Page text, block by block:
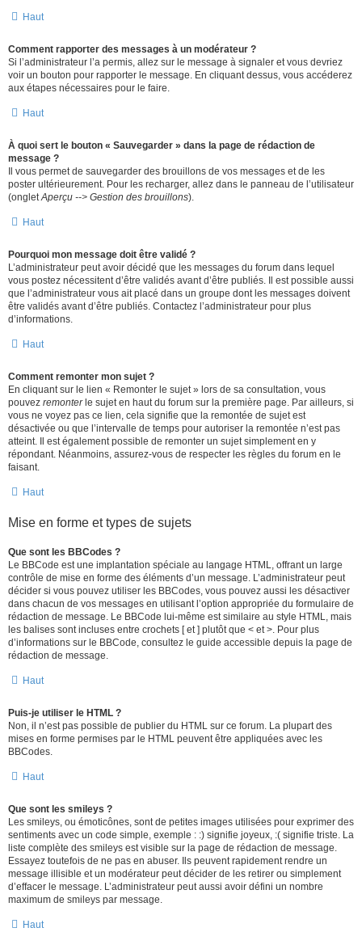
Haut
Comment rapporter des messages à un modérateur ?
Si l’administrateur l’a permis, allez sur le message à signaler et vous devriez
voir un bouton pour rapporter le message. En cliquant dessus, vous accéderez
aux étapes nécessaires pour le faire.
Haut
À quoi sert le bouton « Sauvegarder » dans la page de rédaction de
message ?
Il vous permet de sauvegarder des brouillons de vos messages et de les
poster ultérieurement. Pour les recharger, allez dans le panneau de l’utilisateur
(ongletAperçu --> Gestion des brouillons).
Haut
Pourquoi mon message doit être validé ?
L’administrateur peut avoir décidé que les messages du forum dans lequel
vous postez nécessitent d’être validés avant d’être publiés. Il est possible aussi
que l’administrateur vous ait placé dans un groupe dont les messages doivent
être validés avant d’être publiés. Contactez l’administrateur pour plus
d’informations.
Haut
Comment remonter mon sujet ?
En cliquant sur le lien « Remonter le sujet » lors de sa consultation, vous
pouvez remonterle sujet en haut du forum sur la première page. Par ailleurs, si
vous ne voyez pas ce lien, cela signifie que la remontée de sujet est
désactivée ou que l’intervalle de temps pour autoriser la remontée n’est pas
atteint. Il est également possible de remonter un sujet simplement en y
répondant. Néanmoins, assurez-vous de respecter les règles du forum en le
faisant.
Haut
Mise en forme et types de sujets
Que sont les BBCodes ?
Le BBCode est une implantation spéciale au langage HTML, offrant un large
contrôle de mise en forme des éléments d’un message. L’administrateur peut
décider si vous pouvez utiliser les BBCodes, vous pouvez aussi les désactiver
dans chacun de vos messages en utilisant l’option appropriée du formulaire de
rédaction de message. Le BBCode lui-même est similaire au style HTML, mais
les balises sont incluses entre crochets [ et ] plutôt que < et >. Pour plus
d’informations sur le BBCode, consultez le guide accessible depuis la page de
rédaction de message.
Haut
Puis-je utiliser le HTML ?
Non, il n’est pas possible de publier du HTML sur ce forum. La plupart des
mises en forme permises par le HTML peuvent être appliquées avec les
BBCodes.
Haut
Que sont les smileys ?
Les smileys, ou émoticônes, sont de petites images utilisées pour exprimer des
sentiments avec un code simple, exemple : :) signifie joyeux, :( signifie triste. La
liste complète des smileys est visible sur la page de rédaction de message.
Essayez toutefois de ne pas en abuser. Ils peuvent rapidement rendre un
message illisible et un modérateur peut décider de les retirer ou simplement
d’effacer le message. L’administrateur peut aussi avoir défini un nombre
maximum de smileys par message.
Haut